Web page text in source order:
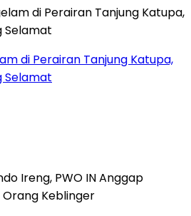
di Perairan Tanjung Katupa,
Selamat